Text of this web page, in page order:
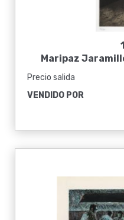
Maripaz
Graficario de
Precio salida
VENDIDO POR